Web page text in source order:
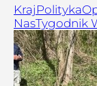
Kraj Polityka
NasTygodnik